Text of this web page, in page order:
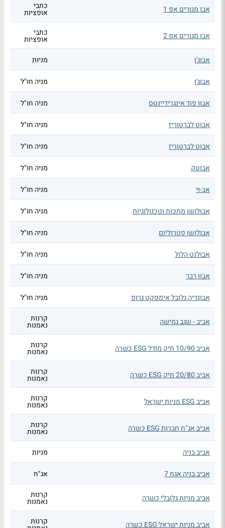
אבו מגורים אפ 1 כתבי
אופציות
אבו מגורים אפ 2 כתבי
אופציות
אבוג'ן
מניות
אבוג'ן מניה חו"ל
אבוו פוד אינגרידיינטס מניה חו"ל
אבוט לברטוריז מניה חו"ל
אבוט לברטוריז מניה חו"ל
אבוטק מניה חו"ל
אב-וי מניה חו"ל
אבולושן מתכות וטכנולוגיות מניה חו"ל
אבולושן פטרוליום מניה חו"ל
אבולנט הלת' מניה חו"ל
אבון רבר מניה חו"ל
אבונדיה גלובל אימפקט גרופ מניה חו"ל
אביב - שגב גמישה קרנות
נאמנות
אביב 10/90 תיק מודל ESG כשרה קרנות
נאמנות
אביב 20/80 תיק ESG כשרה קרנות
נאמנות
אביב ESG מניות ישראל קרנות
נאמנות
אביב אג"ח חברות ESG כשרה קרנות
נאמנות
אביב בניה
מניות
אביב בניה אגח 7 אג"ח
אביב מניות גלובלי כשרה קרנות
נאמנות
אביב מניות ישראל ESG כשרה קרנות